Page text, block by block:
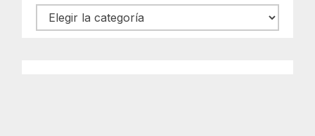
Categorías